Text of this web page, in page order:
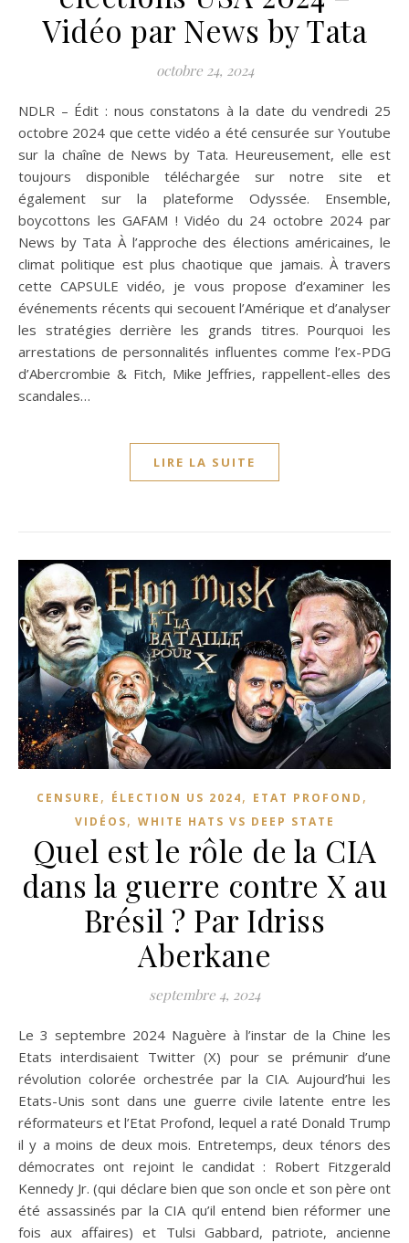
Vidéo par News by Tata
octobre 24, 2024
NDLR – Édit : nous constatons à la date du vendredi 25
octobre 2024 que cette vidéo a été censurée sur Youtube
sur la chaîne de News by Tata. Heureusement, elle est
toujours disponible téléchargée sur notre site et
également sur la plateforme Odyssée. Ensemble,
boycottons les GAFAM ! Vidéo du 24 octobre 2024 par
News by Tata À l’approche des élections américaines, le
climat politique est plus chaotique que jamais. À travers
cette CAPSULE vidéo, je vous propose d’examiner les
événements récents qui secouent l’Amérique et d’analyser
les stratégies derrière les grands titres. Pourquoi les
arrestations de personnalités influentes comme l’ex-PDG
d’Abercrombie & Fitch, Mike Jeffries, rappellent-elles des
scandales…
LIRE LA SUITE
CENSURE , ÉLECTION US 2024, ETAT PROFOND ,
VIDÉOS, WHITE HATS VS DEEP STATE
Quel est le rôle de la CIA
dans la guerre contre X au
Brésil ? Par Idriss
Aberkane
septembre 4, 2024
Le 3 septembre 2024 Naguère à l’instar de la Chine les
Etats interdisaient Twitter (X) pour se prémunir d’une
révolution colorée orchestrée par la CIA. Aujourd’hui les
Etats-Unis sont dans une guerre civile latente entre les
réformateurs et l’Etat Profond, lequel a raté Donald Trump
il y a moins de deux mois. Entretemps, deux ténors des
démocrates ont rejoint le candidat : Robert Fitzgerald
Kennedy Jr. (qui déclare bien que son oncle et son père ont
été assassinés par la CIA qu’il entend bien réformer une
fois aux affaires) et Tulsi Gabbard, patriote, ancienne